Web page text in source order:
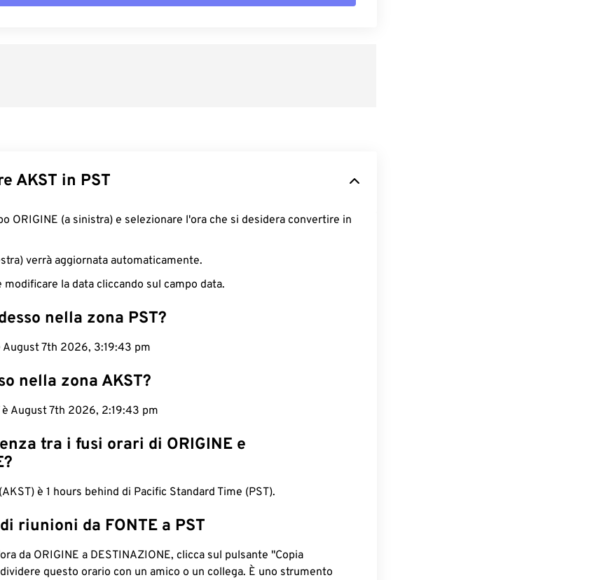
AKST in PST
ORIGINE (a sinistra) e selezionare l'ora che si desidera convertire in
verrà aggiornata automaticamente.
modificare la data cliccando sul campo data.
nella zona PST?
August 7th 2026, 3:19:44 pm
nella zona AKST?
August 7th 2026, 2:19:44 pm
tra i fusi orari di ORIGINE e
è 1 hours behind di Pacific Standard Time (PST).
riunioni da FONTE a PST
da ORIGINE a DESTINAZIONE, clicca sul pulsante "Copia
questo orario con un amico o un collega. È uno strumento